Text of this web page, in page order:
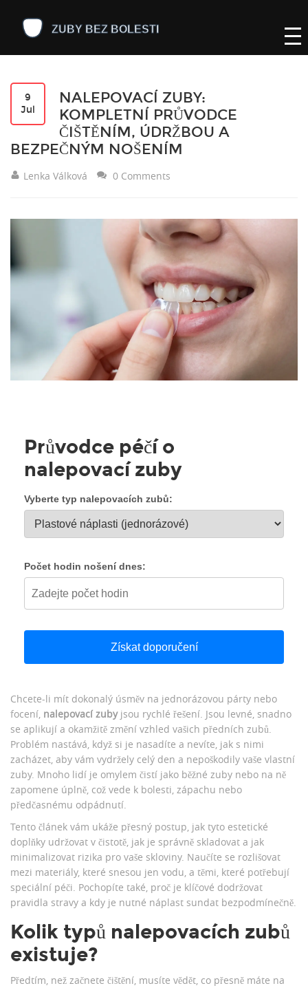
9
Jul
NALEPOVACÍ ZUBY:
KOMPLETNÍ PRŮVODCE
ČIŠTĚNÍM, ÚDRŽBOU A
BEZPEČNÝM NOŠENÍM
Lenka Válková 0 Comments
Průvodce péčí o
nalepovací zuby
Vyberte typ nalepovacích zubů:
Počet hodin nošení dnes:
Získat doporučení
Chcete-li mít dokonalý úsměv na jednorázovou párty nebo
focení, nalepovací zubyjsou rychlé řešení. Jsou levné, snadno
se aplikují a okamžitě změní vzhled vašich předních zubů.
Problém nastává, když si je nasadíte a nevíte, jak s nimi
zacházet, aby vám vydržely celý den a nepoškodily vaše vlastní
zuby. Mnoho lidí je omylem čistí jako běžné zuby nebo na ně
zapomene úplně, což vede k bolesti, zápachu nebo
předčasnému odpádnutí.
Tento článek vám ukáže přesný postup, jak tyto estetické
doplňky udržovat v čistotě, jak je správně skladovat a jak
minimalizovat rizika pro vaše skloviny. Naučíte se rozlišovat
mezi materiály, které snesou jen vodu, a těmi, které potřebují
speciální péči. Pochopíte také, proč je klíčové dodržovat
pravidla stravy a kdy je nutné náplast sundat bezpodmínečně.
Kolik typů nalepovacích zubů
existuje?
Předtím, než začnete čištění, musíte vědět, co přesně máte na